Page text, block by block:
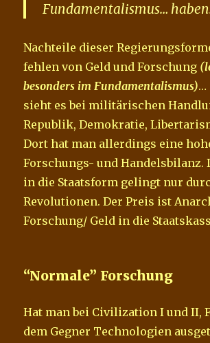
Fundamentalismus…
Nachteile dieser
fehlen von Geld und Forschung
besonders im Fundamentalismus)…
sieht es bei militärischen
Republik, Demokratie,
Dort hat man allerdings eine
Forschungs- und Handelsbilanz.
in die Staatsform gelingt nur
Revolutionen. Der Preis ist
Forschung/ Geld in die
“Normale” Forschung
Hat man bei Civilization I und II,
dem Gegner Technologien